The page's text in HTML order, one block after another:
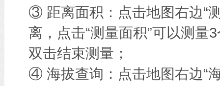
③ 距离面积：点击地图右边“
离，点击“测量面积”可以测量
双击结束测量；
④ 海拔查询：点击地图右边“